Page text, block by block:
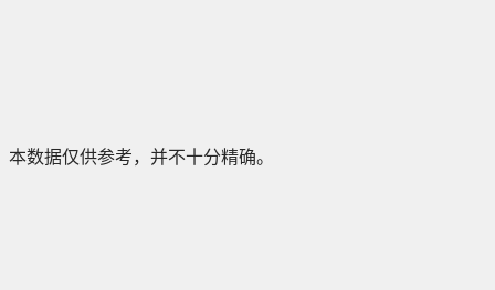
本数据仅供参考，并不十分精确。